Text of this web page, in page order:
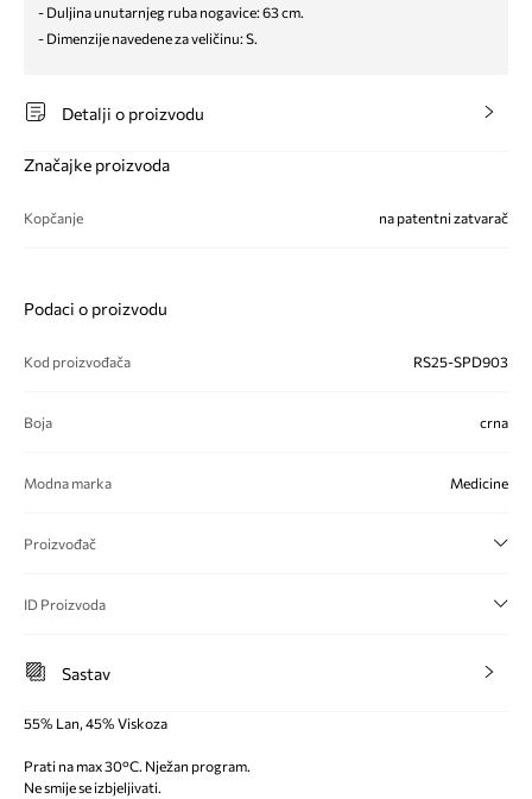
- Duljina unutarnjeg ruba nogavice: 63 cm.
- Dimenzije navedene za veličinu: S.
Detalji o proizvodu
Značajke proizvoda
Kopčanje na patentni zatvarač
Podaci o proizvodu
Kod proizvođača RS25-SPD903
Boja crna
Modna marka Medicine
Proizvođač
ID Proizvoda
Sastav
55% Lan, 45% Viskoza
Prati na max 30°C. Nježan program.
Ne smije se izbjeljivati.